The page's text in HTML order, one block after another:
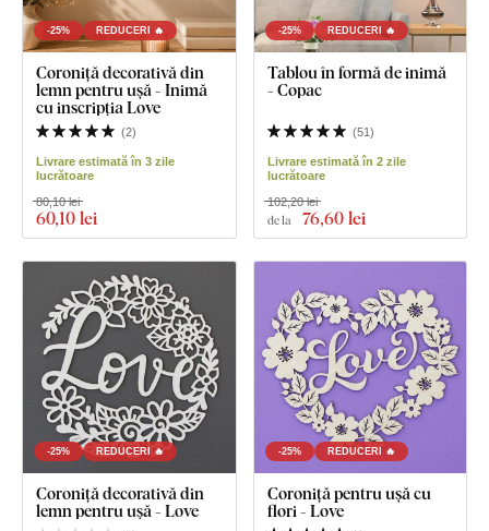
-25% REDUCERI 🔥
Coroniță decorativă din
lemn pentru ușă - Inimă
cu inscripția Love
(2)
Livrare estimată în 3 zile
lucrătoare
60,10 lei
80,10 lei
-25% REDUCERI 🔥
Tablou în formă de inimă
- Copac
(51)
Livrare estimată în 2 zile
lucrătoare
de la 76,60 lei
102,20 lei
-25% REDUCERI 🔥
Coroniță decorativă din
lemn pentru ușă - Love
-25% REDUCERI 🔥
Coroniță pentru ușă cu
flori - Love